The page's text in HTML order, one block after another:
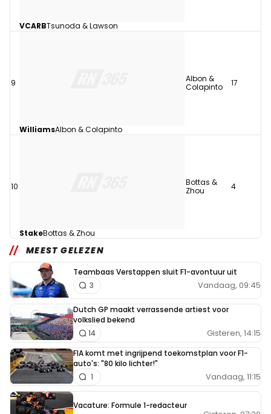
VCARBTsunoda & Lawson
9
WilliamsAlbon & Colapinto
Albon &
Colapinto
17
10
StakeBottas & Zhou
Bottas &
Zhou
4
MEEST GELEZEN
Teambaas Verstappen sluit F1-avontuur uit
Vandaag, 09:45
3
Dutch GP maakt verrassende artiest voor
volkslied bekend
Gisteren, 14:15
14
FIA komt met ingrijpend toekomstplan voor F1-
auto's: "80 kilo lichter!"
Vandaag, 11:15
1
Vacature: Formule 1-redacteur